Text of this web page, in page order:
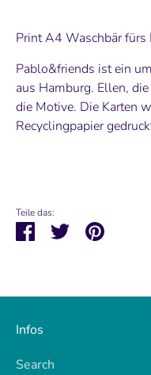
Print A4 Waschbär fürs
Pablo&friends ist ein
aus Hamburg. Ellen,
die Motive. Die Karten
Recyclingpapier
Teile das:
TeilenTwitternPinnen
Infos
Search